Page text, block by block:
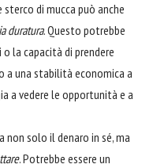
di mucca può anche
duratura. Questo potrebbe
la capacità di prendere
a una stabilità economica a
a vedere le opportunità e a
solo il denaro in sé, ma
. Potrebbe essere un